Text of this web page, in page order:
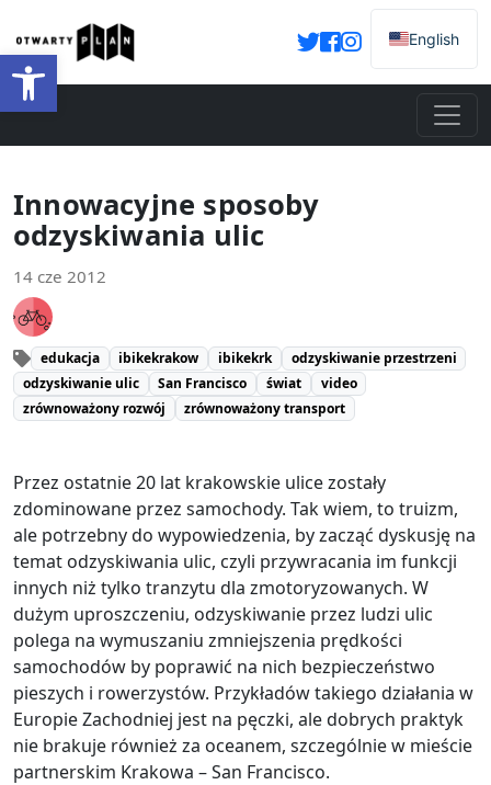
Otwórz pasek narzędzi
English
Innowacyjne sposoby
odzyskiwania ulic
14 cze 2012
edukacja ibikekrakow ibikekrk
odzyskiwanie przestrzeni
odzyskiwanie ulic
San Francisco świat
video
zrównoważony rozwój
zrównoważony transport
Przez ostatnie 20 lat krakowskie ulice zostały
zdominowane przez samochody. Tak wiem, to truizm,
ale potrzebny do wypowiedzenia, by zacząć dyskusję na
temat odzyskiwania ulic, czyli przywracania im funkcji
innych niż tylko tranzytu dla zmotoryzowanych. W
dużym uproszczeniu, odzyskiwanie przez ludzi ulic
polega na wymuszaniu zmniejszenia prędkości
samochodów by poprawić na nich bezpieczeństwo
pieszych i rowerzystów. Przykładów takiego działania w
Europie Zachodniej jest na pęczki, ale dobrych praktyk
nie brakuje również za oceanem, szczególnie w mieście
partnerskim Krakowa – San Francisco.